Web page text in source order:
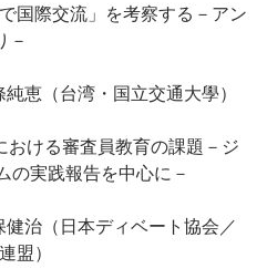
国際交流」を考察する－アン
－
（台湾・国立交通大學）
ける審査員教育の課題－ジ
の実践報告を中心に－
（日本ディベート協会／
盟）